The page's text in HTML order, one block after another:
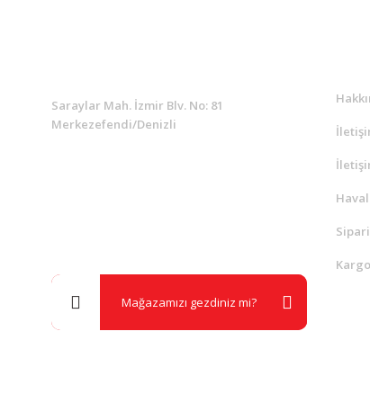
Saraylar Mah. İzmir Blv. No: 81
Merkezefendi/Denizli
Mağazamızı gezdiniz mi?